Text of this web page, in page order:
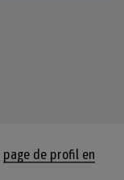
page de profil en